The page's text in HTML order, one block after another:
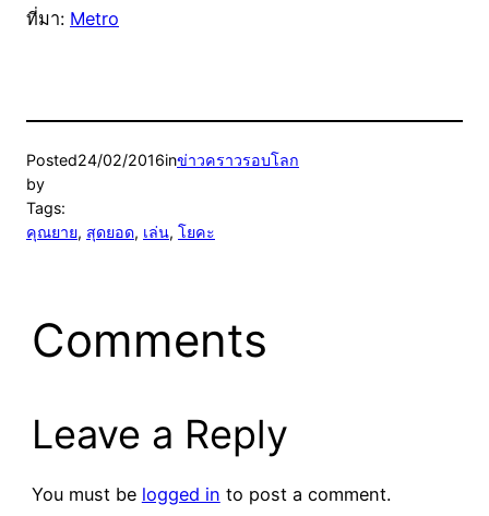
ที่มา: Metro
Posted24/02/2016inข่าวคราวรอบโลก
by
Tags:
คุณยาย, สุดยอด, เล่น, โยคะ
Comments
Leave a Reply
You must be logged in to post a comment.